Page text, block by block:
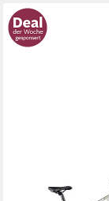
ZÜNDAPP